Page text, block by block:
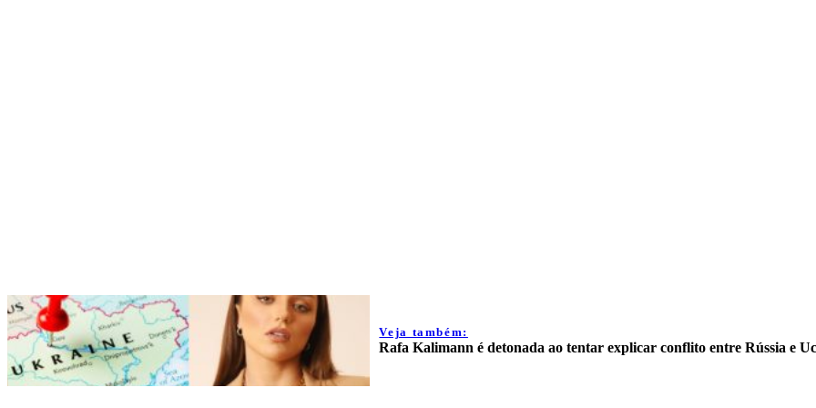
Veja também:
Rafa Kalimann é detonada ao tentar explicar conflito entre Rússia e